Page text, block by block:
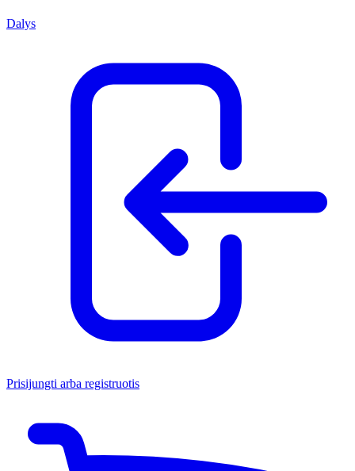
Dalys
Prisijungti arba registruotis